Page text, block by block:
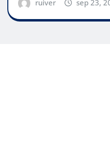
ruiver sep 23,